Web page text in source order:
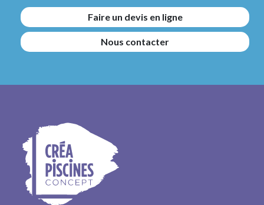
Faire un devis en ligne
Nous contacter